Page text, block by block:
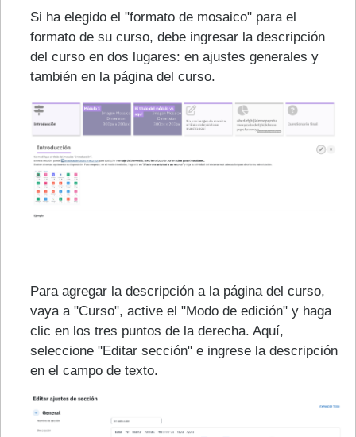
Si ha elegido el "formato de mosaico" para el
formato de su curso, debe ingresar la descripción
del curso en dos lugares: en ajustes generales y
también en la página del curso.
Para agregar la descripción a la página del curso,
vaya a "Curso", active el "Modo de edición" y haga
clic en los tres puntos de la derecha. Aquí,
seleccione "Editar sección" e ingrese la descripción
en el campo de texto.